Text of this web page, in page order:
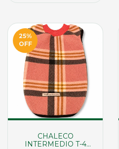
25%
OFF
CHALECO
INTERMEDIO T-4